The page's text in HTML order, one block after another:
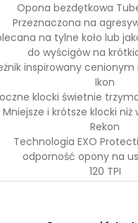
Opona bezdętkowa
Przeznaczona na
na tylne koło lub
do wyścigów na
inspirowany
Ikon
klocki świetnie
Mniejsze i krótsze klocki niż
Rekon
Technologia EXO
odporność opony na
120 TPI